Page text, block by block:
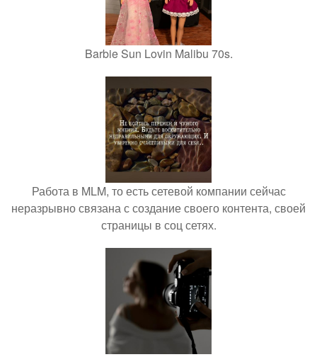
Barbie Sun Lovin Malibu 70s.
Работа в MLM, то есть сетевой компании сейчас
неразрывно связана с создание своего контента, своей
страницы в соц сетях.